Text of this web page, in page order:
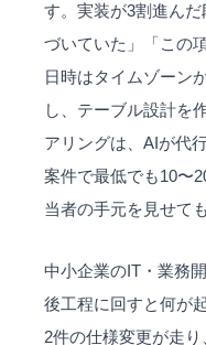
す。実装が3割進ん
づいていた」「この
日時はタイムゾーン
し、テーブル設計を
アリングは、AIが代
案件で最低でも10〜
当者の手元を見せて
中小企業のIT・業務
後工程に回すと何が
2件の仕様変更が走